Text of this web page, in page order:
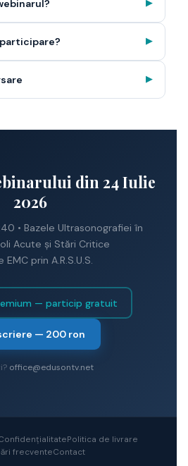
▶
▶
▶
din 24 Iulie
2026
• Bazele Ultrasonografiei în
Acute și Stări Critice
EMC prin A.R.S.U.S.
— particip gratuit
— 200 ron
office@edusontv.net
Politica de livrare
frecventeContact